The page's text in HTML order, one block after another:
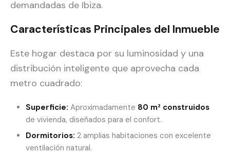
demandadas de Ibiza.
Características Principales del Inmueble
Este hogar destaca por su luminosidad y una
distribución inteligente que aprovecha cada
metro cuadrado:
Superficie: Aproximadamente 80 m² construidos
de vivienda, diseñados para el confort.
Dormitorios: 2 amplias habitaciones con excelente
ventilación natural.